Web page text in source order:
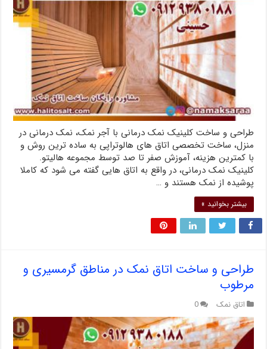
طراحی و ساخت کلینیک نمک درمانی با آجر نمک، نمک درمانی در
منزل، ساخت تخصصی اتاق های هالوتراپی به ساده ترین روش و
با کمترین هزینه، آموزش صفر تا صد توسط مجموعه هالیتو.
کلینیک نمک درمانی، در واقع به اتاق هایی گفته می شود که کاملا
پوشیده از نمک هستند و …
بیشتر بخوانید »
طراحی و ساخت اتاق نمک در مناطق گرمسیری و
مرطوب
اتاق نمک 0